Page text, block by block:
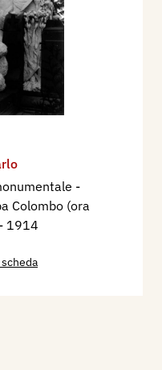
-
Colombo (ora
- 1914